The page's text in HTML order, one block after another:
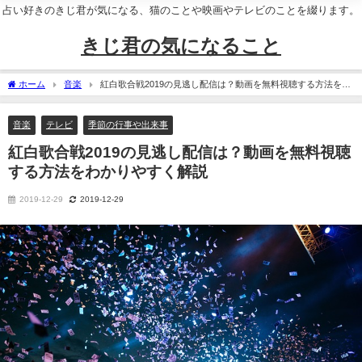
占い好きのきじ君が気になる、猫のことや映画やテレビのことを綴ります。
きじ君の気になること
ホーム 音楽
紅白歌合戦2019の見逃し配信は？動画を無料視聴する方法をわ
かりやすく解説
音楽 テレビ 季節の行事や出来事
紅白歌合戦2019の見逃し配信は？動画を無料視聴
する方法をわかりやすく解説
2019-12-29 2019-12-29